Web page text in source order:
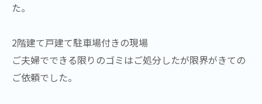
た。
2階建て戸建て駐車場付きの現場
ご夫婦でできる限りのゴミはご処分したが限界がきての
ご依頼でした。